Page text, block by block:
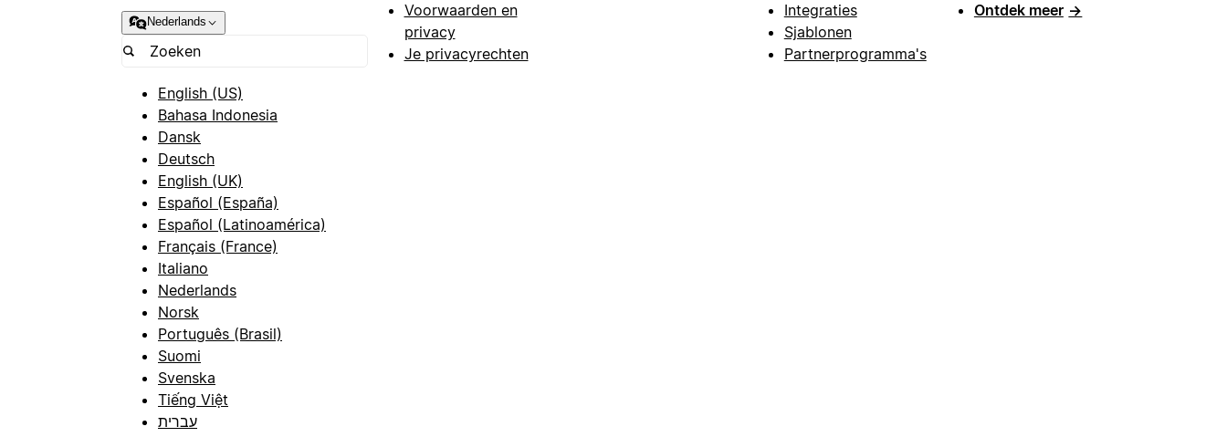
Nederlands
English (US)
Bahasa Indonesia
Dansk
Deutsch
English (UK)
Español (España)
Español (Latinoamérica)
Français (France)
Italiano
Nederlands
Norsk
Português (Brasil)
Suomi
Svenska
Tiếng Việt
עברית
Voorwaarden en
privacy
Je privacyrechten
Integraties
Sjablonen
Partnerprogramma's
Ontdek meer →